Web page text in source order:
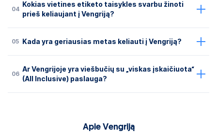
04
Kokias vietines etiketo taisykles svarbu žinoti
prieš keliaujant į Vengriją?
05 Kada yra geriausias metas keliauti į Vengriją?
06
Ar Vengrijoje yra viešbučių su „viskas įskaičiuota“
(All Inclusive) paslauga?
Apie Vengriją